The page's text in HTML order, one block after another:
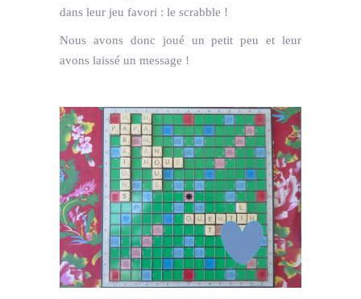
dans leur jeu favori : le scrabble !
Nous avons donc joué un petit peu et leur
avons laissé un message !